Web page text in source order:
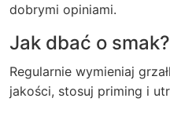
dobrymi opiniami.
Jak dbać o smak?
Regularnie wymieniaj
jakości, stosuj priming i